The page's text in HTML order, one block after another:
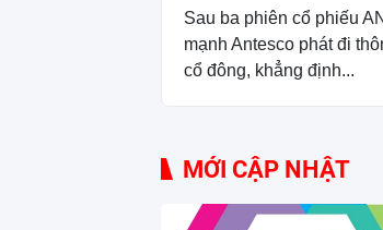
Sau ba phiên cổ phiếu
mạnh Antesco phát đi
cổ đông, khẳng định...
MỚI CẬP NHẬT